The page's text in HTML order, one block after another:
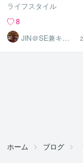
ライフスタイル
8
JIN＠SE兼キャ
リアコンサルタ
ント
ホーム ブログ